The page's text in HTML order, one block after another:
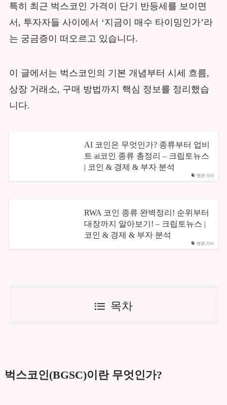
특히 최근 벅스코인 가격이 단기 반등세를 보이면
서, 투자자들 사이에서 ‘지금이 매수 타이밍인가’라
는 궁금증이 떠오르고 있습니다.
이 글에서는 벅스코인의 기본 개념부터 시세 흐름,
상장 거래소, 구매 방법까지 핵심 정보를 정리했습
니다.
연관 기사
AI 코인은 무엇인가? 종류부터 업비
트 ai코인 종류 총정리 – 크립토뉴스
| 코인 & 경제 & 부자 분석
연관 기사
RWA 코인 종류 완벽정리! 순위부터
대장까지 알아보기! – 크립토뉴스 |
코인 & 경제 & 부자 분석
목차
벅스코인(BGSC)이란 무엇인가?